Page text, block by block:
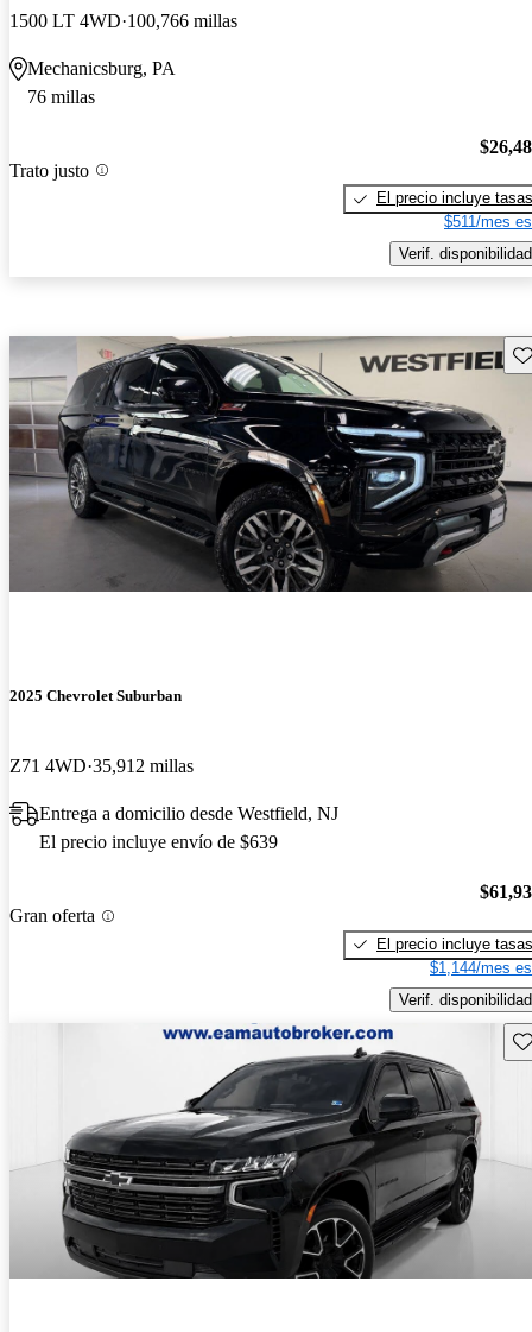
1500 LT 4WD 100,766 millas
Mechanicsburg, PA
76 millas
Trato justo
El precio incluye tasas
$511/mes
Verif. disponibilidad
2025 Chevrolet Suburban
Z71 4WD 35,912 millas
Entrega a domicilio desde Westfield, NJ
El precio incluye envío de $639
Gran oferta
El precio incluye tasas
$1,144/mes
Verif. disponibilidad